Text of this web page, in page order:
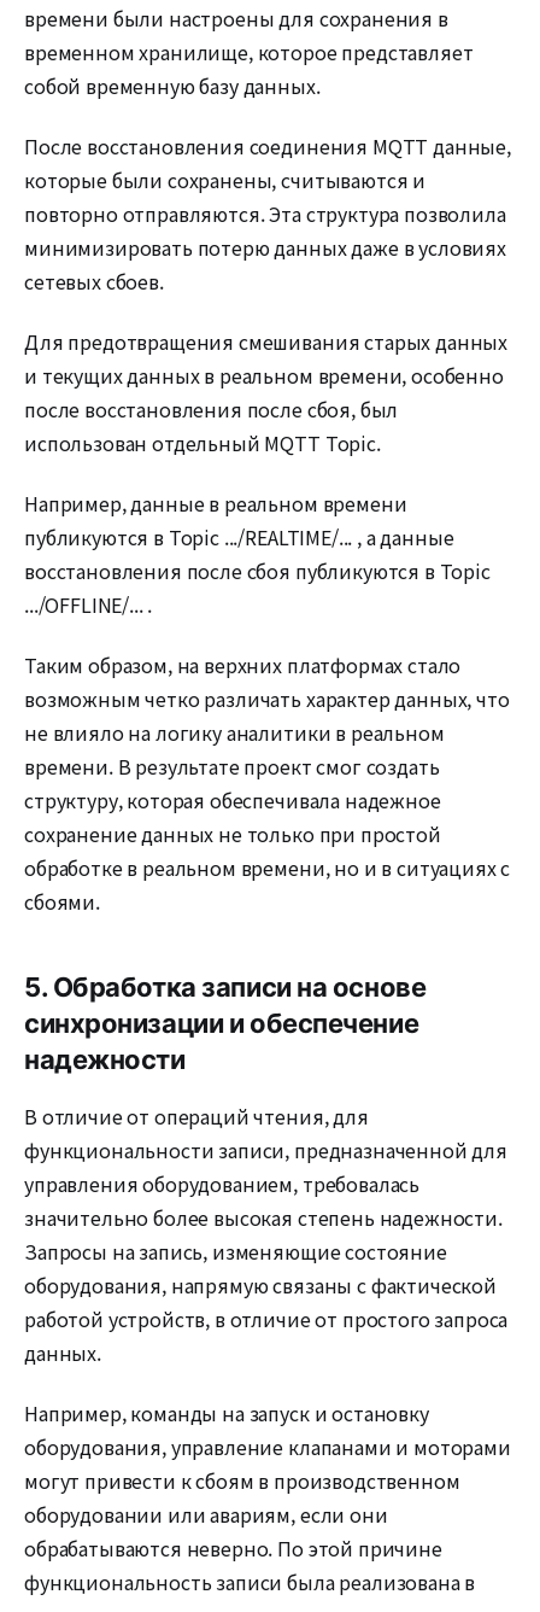
времени были настроены для сохранения в
временном хранилище, которое представляет
собой временную базу данных.
После восстановления соединения MQTT данные,
которые были сохранены, считываются и
повторно отправляются. Эта структура позволила
минимизировать потерю данных даже в условиях
сетевых сбоев.
Для предотвращения смешивания старых данных
и текущих данных в реальном времени, особенно
после восстановления после сбоя, был
использован отдельный MQTT Topic.
Например, данные в реальном времени
публикуются в Topic .../REALTIME/... , а данные
восстановления после сбоя публикуются в Topic
.../OFFLINE/... .
Таким образом, на верхних платформах стало
возможным четко различать характер данных, что
не влияло на логику аналитики в реальном
времени. В результате проект смог создать
структуру, которая обеспечивала надежное
сохранение данных не только при простой
обработке в реальном времени, но и в ситуациях с
сбоями.
5. Обработка записи на основе
синхронизации и обеспечение
надежности
В отличие от операций чтения, для
функциональности записи, предназначенной для
управления оборудованием, требовалась
значительно более высокая степень надежности.
Запросы на запись, изменяющие состояние
оборудования, напрямую связаны с фактической
работой устройств, в отличие от простого запроса
данных.
Например, команды на запуск и остановку
оборудования, управление клапанами и моторами
могут привести к сбоям в производственном
оборудовании или авариям, если они
обрабатываются неверно. По этой причине
функциональность записи была реализована в